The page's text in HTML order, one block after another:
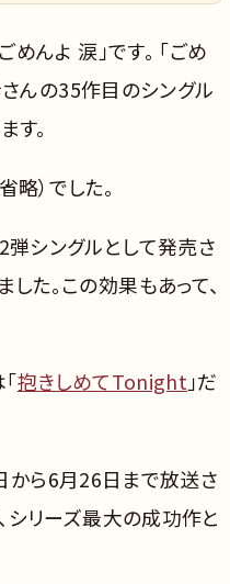
んよ 涙」です。 「ごめ
んの35作目のシングル
す。
）でした。
弾シングルとして発売さ
た。この効果もあって、
抱きしめてTonight」だ
から6月26日まで放送さ
シリーズ最大の成功作と